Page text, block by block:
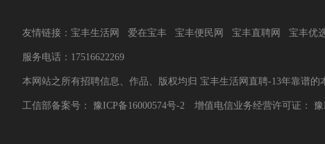
友情链接： 宝丰生活网 爱在宝丰 宝丰便民网 宝丰直聘网 宝丰优
服务电话：17516622269
本网站之所有招聘信息、作品、版权均归 宝丰生活网直聘-13年靠谱的
工信部备案号： 豫ICP备16000574号-2 增值电信业务经营许可证： 豫